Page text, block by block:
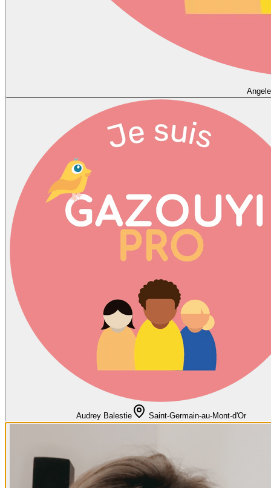
Audrey Balestie Saint-Germain-au-Mont-d'Or